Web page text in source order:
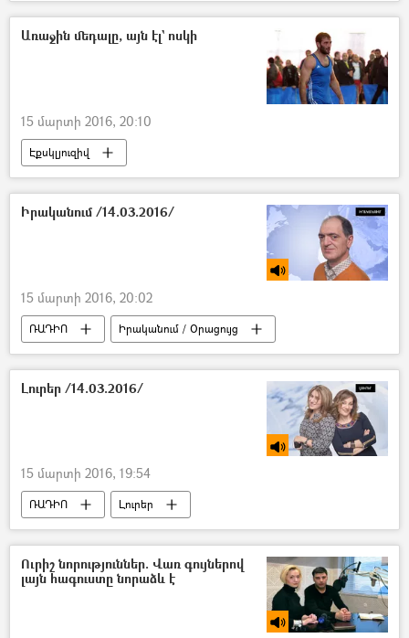
Առաջին մեդալը, այն էլ` ոսկի
15 մարտի 2016, 20:10
Էքսկլյուզիվ
Իրականում /14.03.2016/
15 մարտի 2016, 20:02
ՌԱԴԻՈ Իրականում / Օրացույց
Լուրեր /14.03.2016/
15 մարտի 2016, 19:54
ՌԱԴԻՈ Լուրեր
Ուրիշ նորություններ. Վառ գույներով
լայն հագուստը նորաձև է